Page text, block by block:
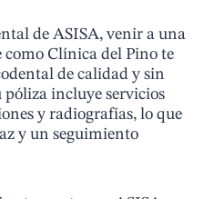
de ASISA, venir a una
Clínica del Pino te
de calidad y sin
póliza incluye servicios
y radiografías, lo que
y un seguimiento